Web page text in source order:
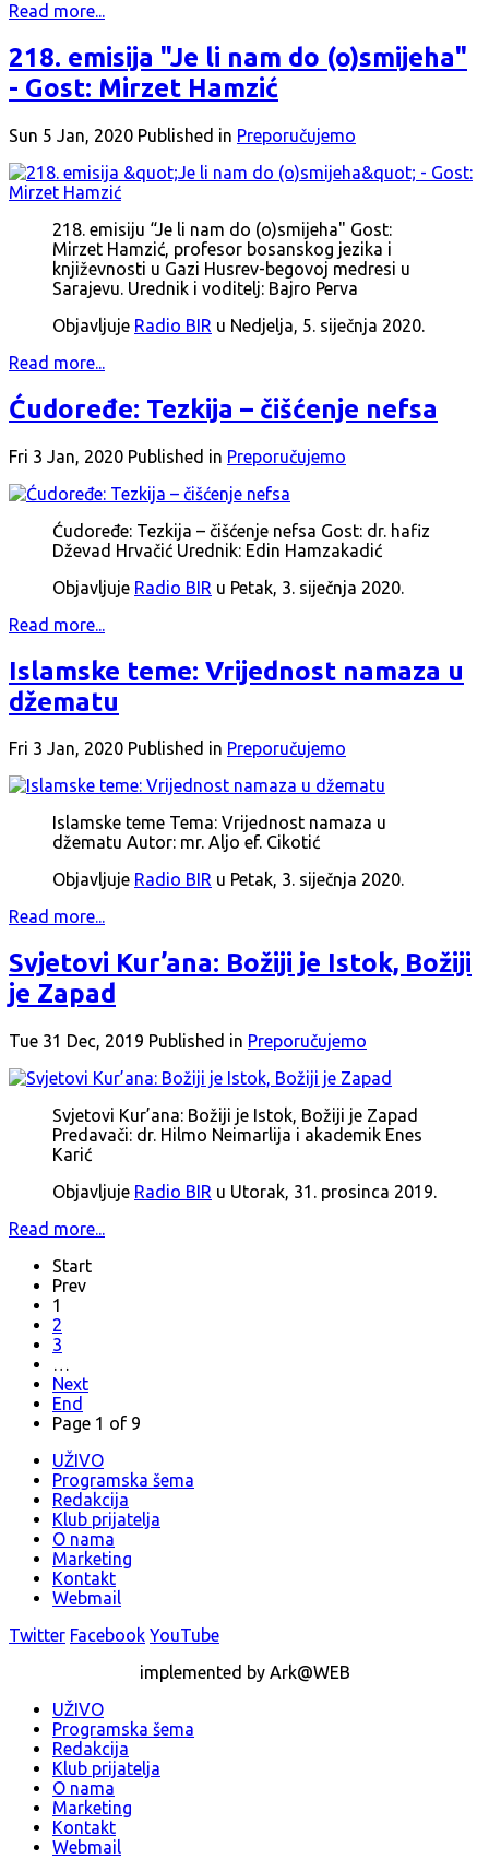
Read more...
218. emisija "Je li nam do (o)smijeha"
- Gost: Mirzet Hamzić
Sun 5 Jan, 2020 Published in Preporučujemo
218. emisiju “Je li nam do (o)smijeha" Gost:
Mirzet Hamzić, profesor bosanskog jezika i
književnosti u Gazi Husrev-begovoj medresi u
Sarajevu. Urednik i voditelj: Bajro Perva
Objavljuje Radio BIR u Nedjelja, 5. siječnja 2020.
Read more...
Ćudoređe: Tezkija – čišćenje nefsa
Fri 3 Jan, 2020 Published in Preporučujemo
Ćudoređe: Tezkija – čišćenje nefsa Gost: dr. hafiz
Dževad Hrvačić Urednik: Edin Hamzakadić
Objavljuje Radio BIR u Petak, 3. siječnja 2020.
Read more...
Islamske teme: Vrijednost namaza u
džematu
Fri 3 Jan, 2020 Published in Preporučujemo
Islamske teme Tema: Vrijednost namaza u
džematu Autor: mr. Aljo ef. Cikotić
Objavljuje Radio BIR u Petak, 3. siječnja 2020.
Read more...
Svjetovi Kur’ana: Božiji je Istok, Božiji
je Zapad
Tue 31 Dec, 2019 Published in Preporučujemo
Svjetovi Kur’ana: Božiji je Istok, Božiji je Zapad
Predavači: dr. Hilmo Neimarlija i akademik Enes
Karić
Objavljuje Radio BIR u Utorak, 31. prosinca 2019.
Read more...
Start
Prev
1
2
3
…
Next
End
Page 1 of 9
UŽIVO
Programska šema
Redakcija
Klub prijatelja
O nama
Marketing
Kontakt
Webmail
Twitter Facebook YouTube
implemented by Ark@WEB
UŽIVO
Programska šema
Redakcija
Klub prijatelja
O nama
Marketing
Kontakt
Webmail